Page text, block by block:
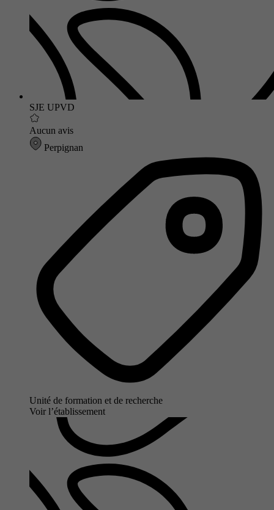
SJE UPVD
Aucun avis
Perpignan
Unité de formation et de recherche
Voir l’établissement